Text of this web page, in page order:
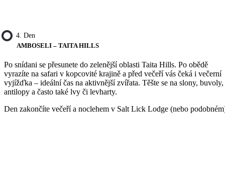
4. Den
AMBOSELI – TAITA HILLS
Po snídani se přesunete do zelenější oblasti Taita Hills. Po obědě
vyrazíte na safari v kopcovité krajině a před večeří vás čeká i večerní
vyjížďka – ideální čas na aktivnější zvířata. Těšte se na slony, buvoly,
antilopy a často také lvy či levharty.
Den zakončíte večeří a noclehem v Salt Lick Lodge (nebo